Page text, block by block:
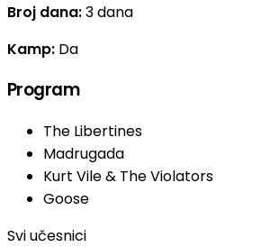
Broj dana:3 dana
Kamp: Da
Program
The Libertines
Madrugada
Kurt Vile & The Violators
Goose
Svi učesnici